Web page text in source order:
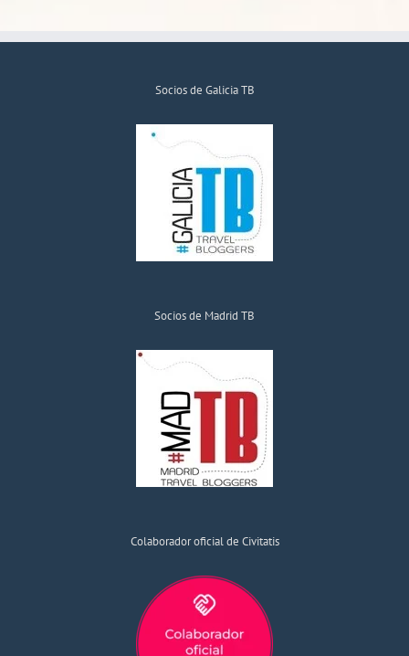
Socios de Galicia TB
Socios de Madrid TB
Colaborador oficial de Civitatis